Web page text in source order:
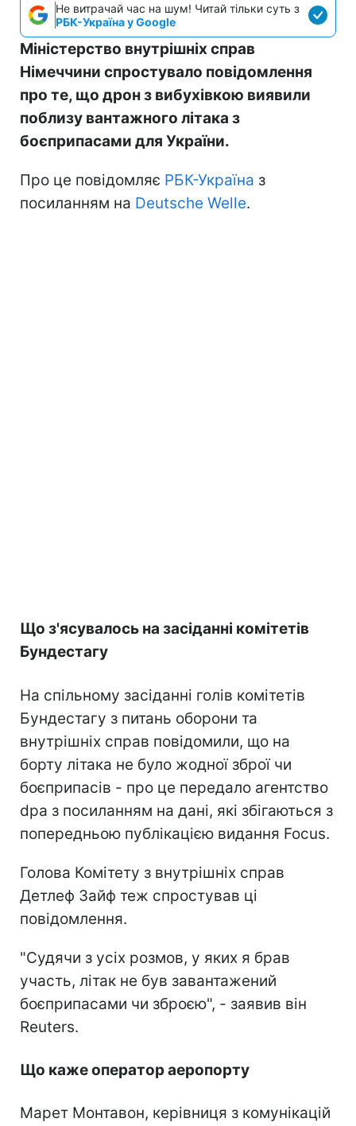
Не витрачай час на шум! Читай тільки суть з
РБК-Україна у Google
Міністерство внутрішніх справ
Німеччини спростувало повідомлення
про те, що дрон з вибухівкою виявили
поблизу вантажного літака з
боєприпасами для України.
Про це повідомляє РБК-Україна з
посиланням на Deutsche Welle.
Що з'ясувалось на засіданні комітетів
Бундестагу
На спільному засіданні голів комітетів
Бундестагу з питань оборони та
внутрішніх справ повідомили, що на
борту літака не було жодної зброї чи
боєприпасів - про це передало агентство
dpa з посиланням на дані, які збігаються з
попередньою публікацією видання Focus.
Голова Комітету з внутрішніх справ
Детлеф Зайф теж спростував ці
повідомлення.
"Судячи з усіх розмов, у яких я брав
участь, літак не був завантажений
боєприпасами чи зброєю", - заявив він
Reuters.
Що каже оператор аеропорту
Марет Монтавон, керівниця з комунікацій